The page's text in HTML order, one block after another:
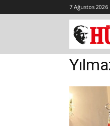
7 Ağustos 2026